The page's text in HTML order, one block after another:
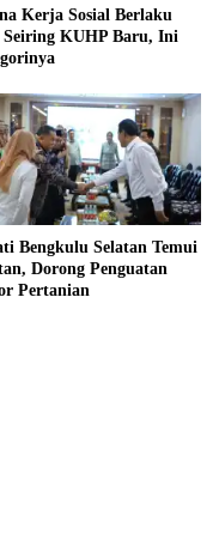
Kerja Sosial Berlaku
Seiring KUHP Baru, Ini
Bengkulu Selatan Temui
Dorong Penguatan
Pertanian